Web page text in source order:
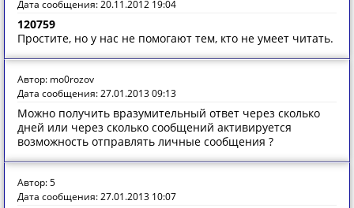
Дата сообщения: 20.11.2012 19:04
120759
Простите, но у нас не помогают тем, кто не умеет читать.
Автор: mo0rozov
Дата сообщения: 27.01.2013 09:13
Можно получить вразумительный ответ через сколько
дней или через сколько сообщений активируется
возможность отправлять личные сообщения ?
Автор: 5
Дата сообщения: 27.01.2013 10:07